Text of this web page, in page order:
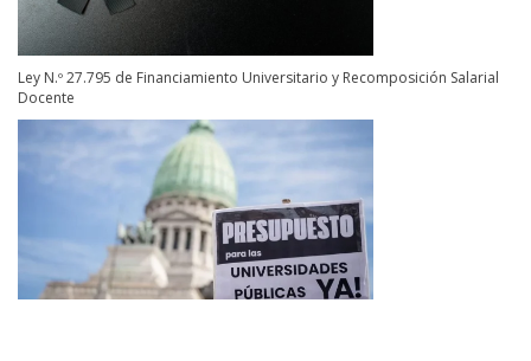
Ley N.º 27.795 de Financiamiento Universitario y Recomposición Salarial
Docente